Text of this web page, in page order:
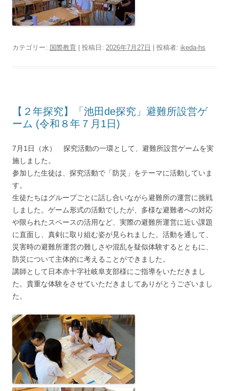
カテゴリー: 国際教育 | 投稿日: 2026年7月27日 投稿者: ikeda-hs
【２年探究】「池田de探究」避難所設営ゲ
ーム (令和８年７月1日)
7月1日（水） 探究活動の一環として、避難所設営ゲームを実
施しました。
参加した生徒は、探究活動で「防災」をテーマに活動していま
す。
生徒たちはグループごとに話し合いながら避難所の運営に挑戦
しました。ゲーム形式の活動でしたが、多様な避難者への対応
や限られたスペースの活用など、実際の避難所運営に近い課題
に直面し、真剣に取り組む姿が見られました。活動を通して、
災害時の避難所運営の難しさや混乱を疑似体験するとともに、
防災について主体的に考えることができました。
講師として日本赤十字社岐阜支部様にご指導をいただきまし
た。貴重な体験をさせていただきましてありがとうございまし
た。